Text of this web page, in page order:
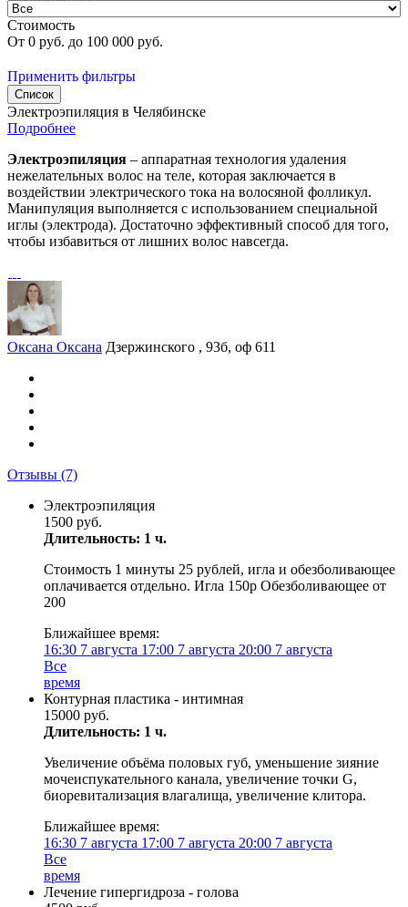
Стоимость
От 0 руб. до 100 000 руб.
Применить фильтры
Список
Электроэпиляция в Челябинске
Подробнее
Электроэпиляция – аппаратная технология удаления
нежелательных волос на теле, которая заключается в
воздействии электрического тока на волосяной фолликул.
Манипуляция выполняется с использованием специальной
иглы (электрода). Достаточно эффективный способ для того,
чтобы избавиться от лишних волос навсегда.
Оксана Оксана Дзержинского , 93б, оф 611
Отзывы (7)
Электроэпиляция
1500 руб.
Длительность: 1 ч.
Стоимость 1 минуты 25 рублей, игла и обезболивающее
оплачивается отдельно. Игла 150р Обезболивающее от
200
Ближайшее время:
16:30 7 августа 17:00 7 августа 20:00 7 августа
Все
время
Контурная пластика - интимная
15000 руб.
Длительность: 1 ч.
Увеличение объёма половых губ, уменьшение зияние
мочеиспукательного канала, увеличение точки G,
биоревитализация влагалища, увеличение клитора.
Ближайшее время:
16:30 7 августа 17:00 7 августа 20:00 7 августа
Все
время
Лечение гипергидроза - голова